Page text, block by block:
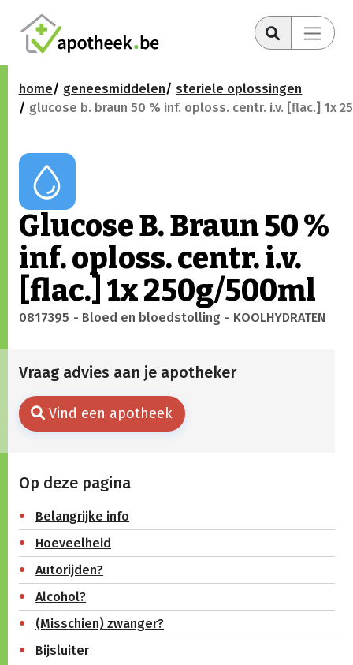
home geneesmiddelen
steriele oplossingen
glucose b. braun 50 % inf. oploss. centr. i.v. [flac.] 1x
Glucose B. Braun 50 %
inf. oploss. centr. i.v.
[flac.] 1x 250g/500ml
0817395 - Bloed en bloedstolling - KOOLHYDRATEN
Vraag advies aan je apotheker
Vind een apotheek
Op deze pagina
Belangrijke info
Hoeveelheid
Autorijden?
Alcohol?
(Misschien) zwanger?
Bijsluiter